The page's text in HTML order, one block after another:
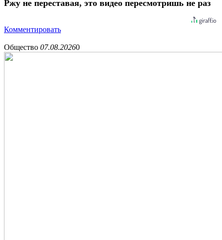
Ржу не переставая, это видео пересмотришь не раз
Комментировать
Общество 07.08.20260